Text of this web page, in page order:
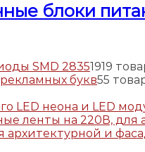
блоки
SMD 28351919
букв55
LED неона и LED
ленты на 220В, для
архитектурной и